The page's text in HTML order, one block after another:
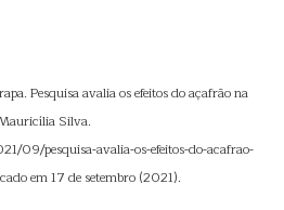
Pesquisa avalia os efeitos do açafrão na
Silva.
09/pesquisa-avalia-os-efeitos-do-acafrao-
em 17 de setembro (2021).